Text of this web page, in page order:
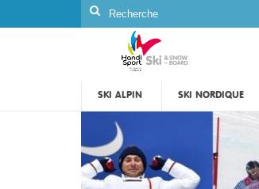
Rechercher
SKI ALPIN SKI NORDIQUE